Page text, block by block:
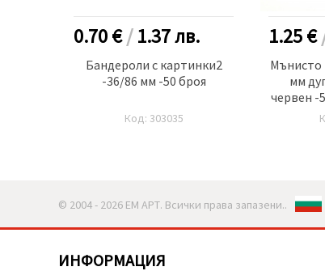
0.70 €/1.37лв.
Бандероли с картинки2
-36/86 мм -50 броя
Код: 303035
1.25 €
Мънисто
мм
червен -
© 2004 - 2026 ЕМ АРТ. Всички права запазени..
ИНФОРМАЦИЯ